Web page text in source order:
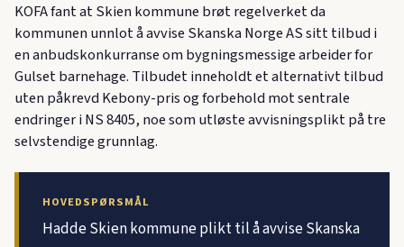
KOFA fant at Skien kommune brøt regelverket da
kommunen unnlot å avvise Skanska Norge AS sitt tilbud i
en anbudskonkurranse om bygningsmessige arbeider for
Gulset barnehage. Tilbudet inneholdt et alternativt tilbud
uten påkrevd Kebony-pris og forbehold mot sentrale
endringer i NS 8405, noe som utløste avvisningsplikt på tre
selvstendige grunnlag.
HOVEDSPØRSMÅL
Hadde Skien kommune plikt til å avvise Skanska